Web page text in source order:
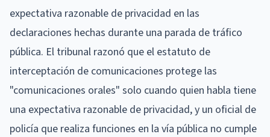
expectativa razonable de privacidad en las
declaraciones hechas durante una parada de tráfico
pública. El tribunal razonó que el estatuto de
interceptación de comunicaciones protege las
"comunicaciones orales" solo cuando quien habla tiene
una expectativa razonable de privacidad, y un oficial de
policía que realiza funciones en la vía pública no cumple